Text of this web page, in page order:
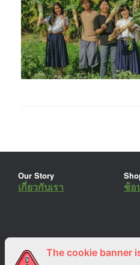
Our Story
เกี่ยวกับเรา ช้อ
ร่วมงานกับเรา Lemon
The cookie banner